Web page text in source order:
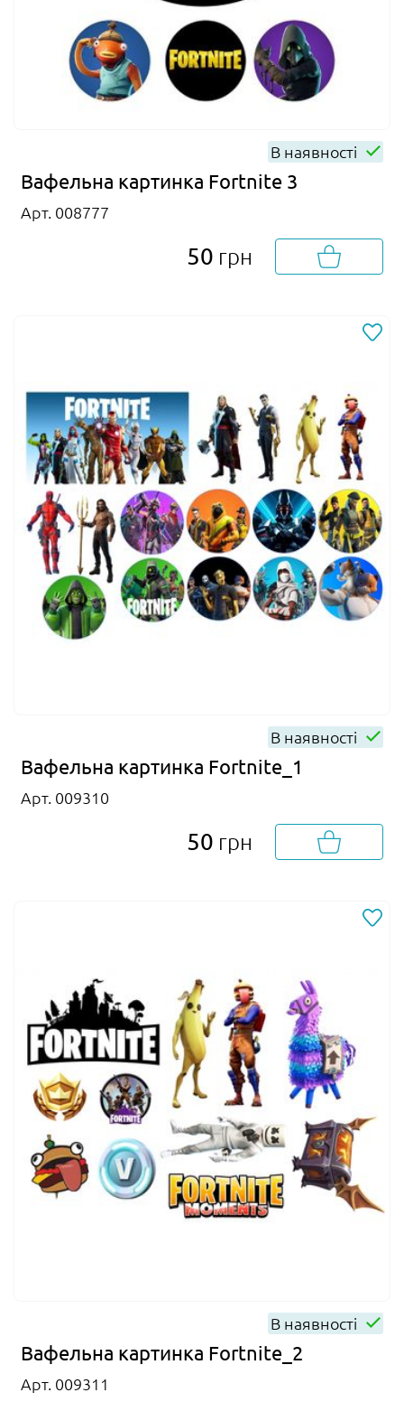
В наявності
Вафельна картинка Fortnite 3
Арт. 008777
50 грн
В наявності
Вафельна картинка Fortnite_1
Арт. 009310
50 грн
В наявності
Вафельна картинка Fortnite_2
Арт. 009311